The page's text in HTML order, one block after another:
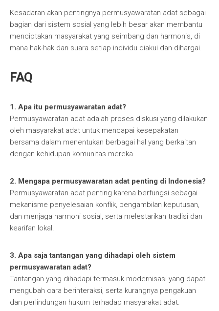
Kesadaran akan pentingnya permusyawaratan adat sebagai
bagian dari sistem sosial yang lebih besar akan membantu
menciptakan masyarakat yang seimbang dan harmonis, di
mana hak-hak dan suara setiap individu diakui dan dihargai.
FAQ
1. Apa itu permusyawaratan adat?
Permusyawaratan adat adalah proses diskusi yang dilakukan
oleh masyarakat adat untuk mencapai kesepakatan
bersama dalam menentukan berbagai hal yang berkaitan
dengan kehidupan komunitas mereka.
2. Mengapa permusyawaratan adat penting di Indonesia?
Permusyawaratan adat penting karena berfungsi sebagai
mekanisme penyelesaian konflik, pengambilan keputusan,
dan menjaga harmoni sosial, serta melestarikan tradisi dan
kearifan lokal.
3. Apa saja tantangan yang dihadapi oleh sistem
permusyawaratan adat?
Tantangan yang dihadapi termasuk modernisasi yang dapat
mengubah cara berinteraksi, serta kurangnya pengakuan
dan perlindungan hukum terhadap masyarakat adat.